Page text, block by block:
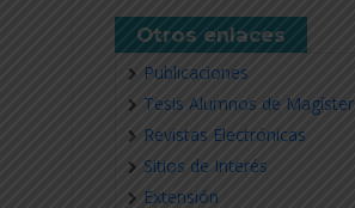
Otros enlaces
Publicaciones
Tesis Alumnos de Magíster
Revistas Electrónicas
Sitios de Interés
Extensión